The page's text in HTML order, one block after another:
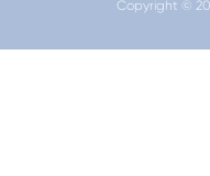
Copyright ©